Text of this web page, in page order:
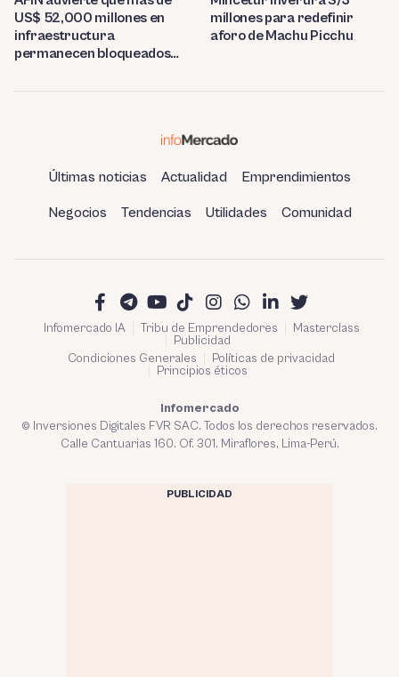
US$ 52,000 millones en
infraestructura
permanecen bloqueados
millones para redefinir
aforo de Machu Picchu
Últimas noticias Actualidad Emprendimientos
Negocios Tendencias Utilidades Comunidad
Infomercado IA Tribu de Emprendedores
Masterclass
Publicidad
Condiciones Generales
Políticas de privacidad
Principios éticos
Infomercado
© Inversiones Digitales FVR SAC. Todos los derechos reservados.
Calle Cantuarias 160. Of. 301. Miraflores, Lima-Perú.
PUBLICIDAD